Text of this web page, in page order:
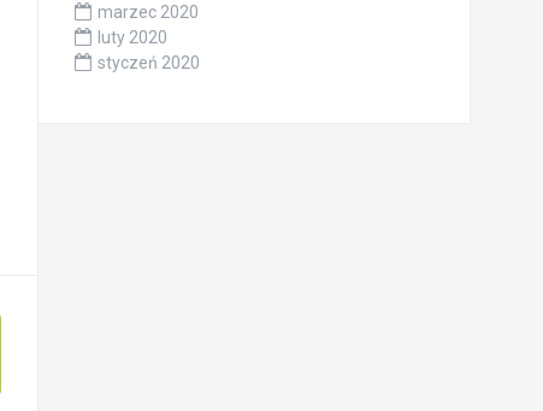
marzec 2020
luty 2020
styczeń 2020